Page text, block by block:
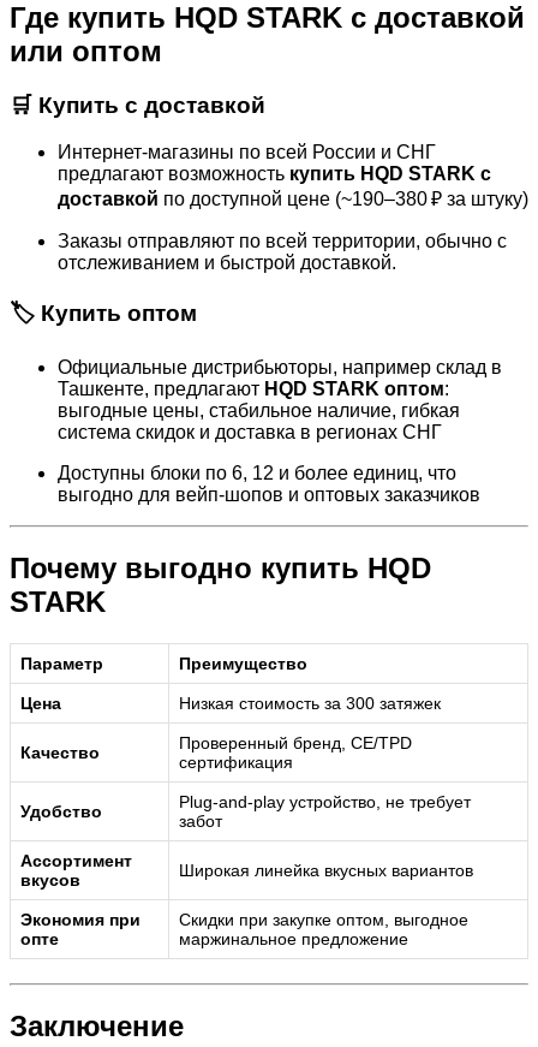
Где купить HQD STARK с доставкой
или оптом
🛒 Купить с доставкой
Интернет‑магазины по всей России и СНГ
предлагают возможность купить HQD STARK с
доставкой по доступной цене (~190–380 ₽ за штуку)
Заказы отправляют по всей территории, обычно с
отслеживанием и быстрой доставкой.
🏷️ Купить оптом
Официальные дистрибьюторы, например склад в
Ташкенте, предлагают HQD STARK оптом:
выгодные цены, стабильное наличие, гибкая
система скидок и доставка в регионах СНГ
Доступны блоки по 6, 12 и более единиц, что
выгодно для вейп-шопов и оптовых заказчиков
Почему выгодно купить HQD
STARK
Параметр Преимущество
Цена Низкая стоимость за 300 затяжек
Качество
Проверенный бренд, CE/TPD
сертификация
Удобство
Plug‑and‑play устройство, не требует
забот
Ассортимент
вкусов
Широкая линейка вкусных вариантов
Экономия при
опте
Скидки при закупке оптом, выгодное
маржинальное предложение
Заключение